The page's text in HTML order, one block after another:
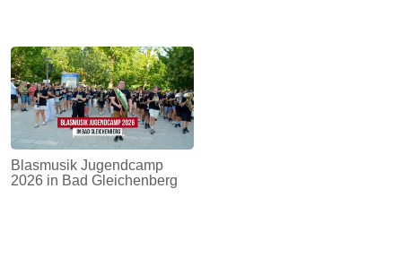
Blasmusik Jugendcamp
2026 in Bad Gleichenberg